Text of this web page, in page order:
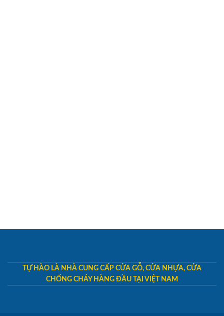
TỰ HÀO LÀ NHÀ CUNG CẤP CỬA GỖ, CỬA NHỰA, CỬA
CHỐNG CHÁY HÀNG ĐẦU TẠI VIỆT NAM